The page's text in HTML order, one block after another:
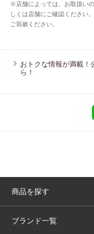
ウイング／フフ
※店舗によっては、お取扱い
しくは店舗にご確認ください
ご容赦ください。
おトクな情報が満載！
ら！
商品を探す
アイテム
ブランド一覧